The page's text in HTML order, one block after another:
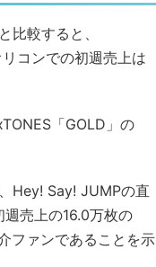
比較すると、
コンでの初週売上は
「GOLD」の
Hey! Say! JUMPの直
売上の16.0万枚の
ファンであることを示